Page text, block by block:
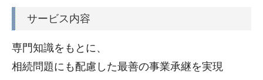
サービス内容
専門知識をもとに、
相続問題にも配慮した最善の事業承継を実現